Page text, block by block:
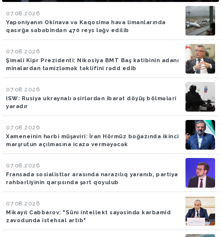
07.08.2026
Yaponiyanın Okinava və Kaqosima hava limanlarında
qasırğa səbəbindən 470 reys ləğv edilib
07.08.2026
Şimali Kipr Prezidenti: Nikosiya BMT Baş katibinin adanı
minalardan təmizləmək təklifini rədd edib
07.08.2026
ISW: Rusiya ukraynalı əsirlərdən ibarət döyüş bölmələri
yaradır
07.08.2026
Xameneinin hərbi müşaviri: İran Hörmüz boğazında ikinci
marşrutun açılmasına icazə verməyəcək
07.08.2026
Fransada sosialistlər arasında narazılıq yaranıb, partiya
rəhbərliyinin qarşısında şərt qoyulub
07.08.2026
Mikayıl Cabbarov: "Süni intellekt sayəsində karbamid
zavodunda istehsal artıb"